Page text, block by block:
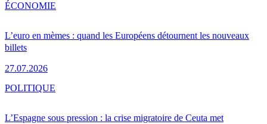
L’euro en mèmes : quand les Européens détournent les nouveaux
billets
27.07.2026
ÉCONOMIE
L’Espagne sous pression : la crise migratoire de Ceuta met
POLITIQUE